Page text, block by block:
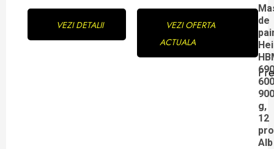
VEZI DETALII
VEZI OFERTA
ACTUALA
Continue
Reading
de
900
g,
12
Alb